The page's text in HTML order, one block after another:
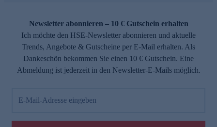
Newsletter abonnieren – 10 € Gutschein erhalten
Ich möchte den HSE-Newsletter abonnieren und aktuelle
Trends, Angebote & Gutscheine per E-Mail erhalten. Als
Dankeschön bekommen Sie einen 10 € Gutschein. Eine
Abmeldung ist jederzeit in den Newsletter-E-Mails möglich.
E-Mail-Adresse eingeben